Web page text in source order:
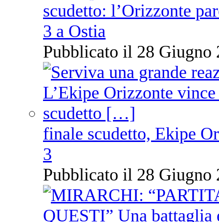
scudetto: l’Orizzonte
3 a Ostia
Pubblicato il 28 Giugno
finale scudetto, Ekipe
3
Pubblicato il 28 Giugno